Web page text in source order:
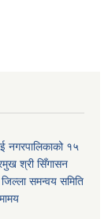
नगरपालिकाको १५
श्री सिँगासन
समन्वय समिति